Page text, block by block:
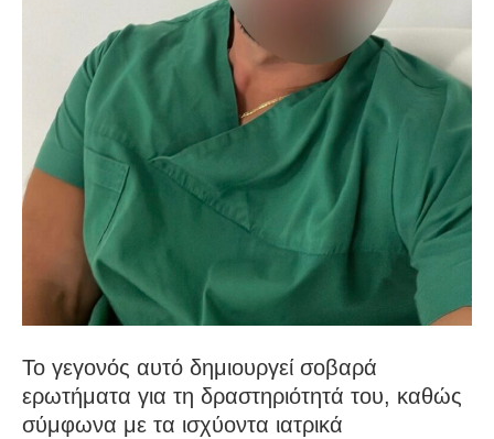
Το γεγονός αυτό δημιουργεί σοβαρά
ερωτήματα για τη δραστηριότητά του, καθώς
σύμφωνα με τα ισχύοντα ιατρικά